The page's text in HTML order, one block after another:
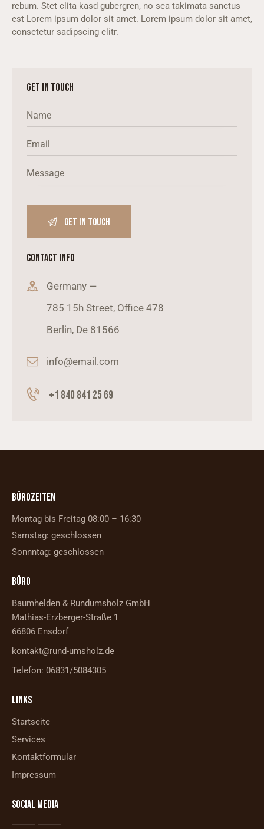
rebum. Stet clita kasd gubergren, no sea takimata sanctus
est Lorem ipsum dolor sit amet. Lorem ipsum dolor sit amet,
consetetur sadipscing elitr.
GET IN TOUCH
CONTACT INFO
Germany —
785 15h Street, Office 478
Berlin, De 81566
info@email.com
+1 840 841 25 69
BÜROZEITEN
Montag bis Freitag 08:00 – 16:30
Samstag: geschlossen
Sonnntag: geschlossen
BÜRO
Baumhelden & Rundumsholz GmbH
Mathias-Erzberger-Straße 1
66806 Ensdorf
kontakt@rund-umsholz.de
Telefon: 06831/5084305
LINKS
Startseite
Services
Kontaktformular
Impressum
SOCIAL MEDIA